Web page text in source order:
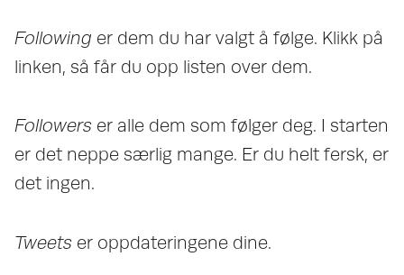
Following er dem du har valgt å følge. Klikk på
linken, så får du opp listen over dem.
Followers er alle dem som følger deg. I starten
er det neppe særlig mange. Er du helt fersk, er
det ingen.
Tweets er oppdateringene dine.